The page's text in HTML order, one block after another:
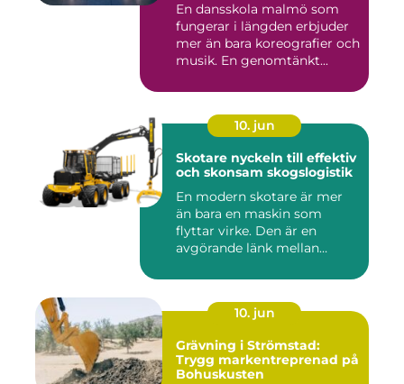
En dansskola malmö som
fungerar i längden erbjuder
mer än bara koreografier och
musik. En genomtänkt...
10. jun
Skotare nyckeln till effektiv
och skonsam skogslogistik
En modern skotare är mer
än bara en maskin som
flyttar virke. Den är en
avgörande länk mellan
10. jun
Grävning i Strömstad:
Trygg markentreprenad på
Bohuskusten